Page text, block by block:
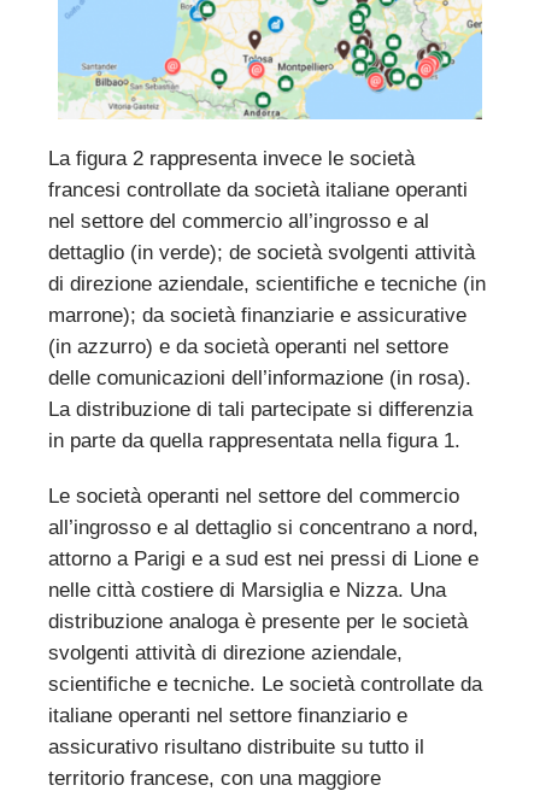
La figura 2 rappresenta invece le società
francesi controllate da società italiane operanti
nel settore del commercio all’ingrosso e al
dettaglio (in verde); de società svolgenti attività
di direzione aziendale, scientifiche e tecniche (in
marrone); da società finanziarie e assicurative
(in azzurro) e da società operanti nel settore
delle comunicazioni dell’informazione (in rosa).
La distribuzione di tali partecipate si differenzia
in parte da quella rappresentata nella figura 1.
Le società operanti nel settore del commercio
all’ingrosso e al dettaglio si concentrano a nord,
attorno a Parigi e a sud est nei pressi di Lione e
nelle città costiere di Marsiglia e Nizza. Una
distribuzione analoga è presente per le società
svolgenti attività di direzione aziendale,
scientifiche e tecniche. Le società controllate da
italiane operanti nel settore finanziario e
assicurativo risultano distribuite su tutto il
territorio francese, con una maggiore